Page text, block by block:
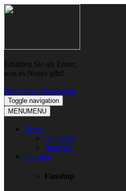
Skip
Skip
Erfahren Sie als Erster,
was es Neues gibt!
Newsletter abonnieren
Toggle navigation
MENUMENU
News
Aktuelles
Ratgeber
Fanshop
Fanshop